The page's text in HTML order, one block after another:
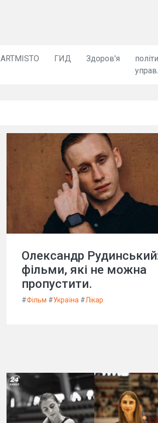
ARTMISTO ГИД Здоров'я
Олександр
фільми, які не можна
пропустити.
#Фільм #Україна #Лікар